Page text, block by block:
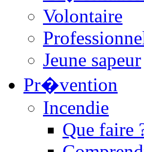
Volontaire
Jeune sapeur
Pr�vention
Incendie
Que faire